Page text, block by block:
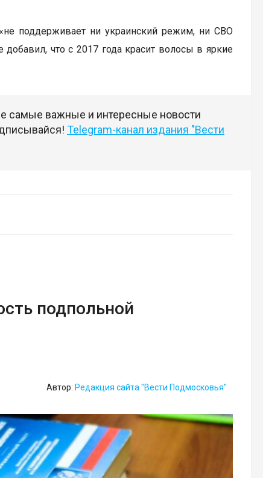
поддерживает ни украинский режим, ни СВО
добавил, что с 2017 года красит волосы в яркие
самые важные и интересные новости
Telegram-канал издания "Вести
подпольной
Автор: Редакция сайта "Вести Подмосковья"